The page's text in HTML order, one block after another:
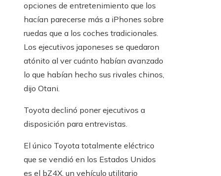
opciones de entretenimiento que los
hacían parecerse más a iPhones sobre
ruedas que a los coches tradicionales.
Los ejecutivos japoneses se quedaron
atónito al ver cuánto habían avanzado
lo que habían hecho sus rivales chinos,
dijo Otani.
Toyota declinó poner ejecutivos a
disposición para entrevistas.
El único Toyota totalmente eléctrico
que se vendió en los Estados Unidos
es el bZ4X, un vehículo utilitario